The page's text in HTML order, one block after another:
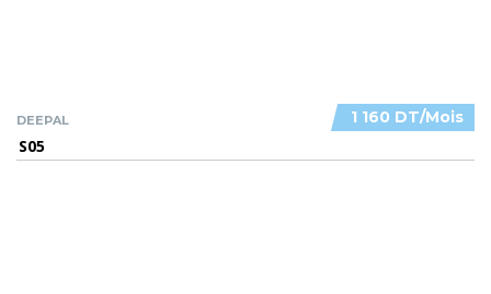
1 160 DT/Mois
DEEPAL
S05